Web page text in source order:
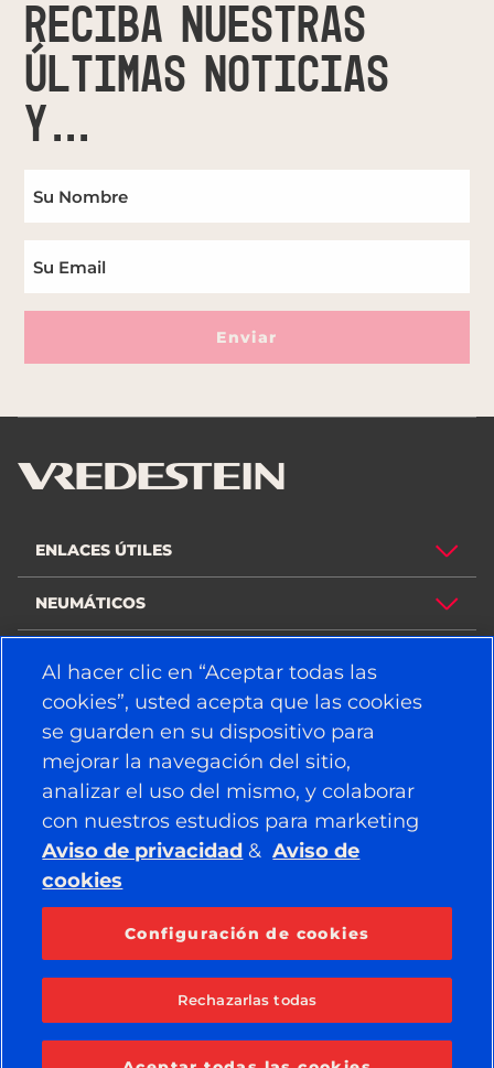
RECIBA NUESTRAS
ÚLTIMAS NOTICIAS
Y
ACTUALIZACIONES
Enviar
ENLACES ÚTILES
NEUMÁTICOS
EMPRESA
PUEDE ENCONTRARNOS EN
Facebook
YouTube
Instagram
LinkedIn
© 2026 APOLLO TYRES LTD
Al hacer clic en “Aceptar todas las
cookies”, usted acepta que las cookies
se guarden en su dispositivo para
mejorar la navegación del sitio,
analizar el uso del mismo, y colaborar
con nuestros estudios para marketing
Aviso de privacidad & Aviso de
cookies
Configuración de cookies
Rechazarlas todas